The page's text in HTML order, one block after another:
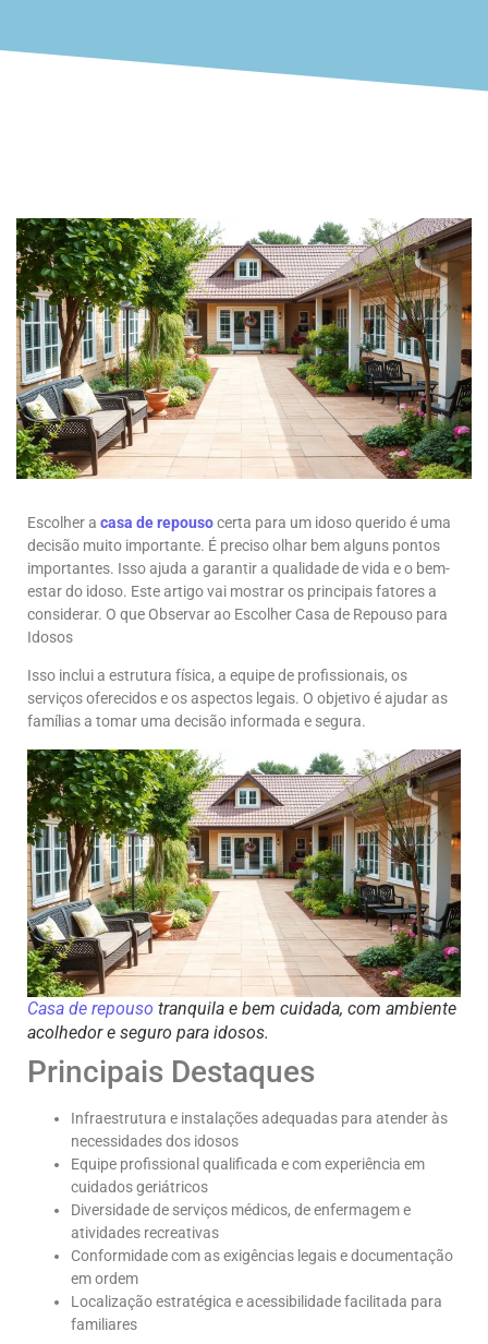
Escolher a casa de repousocerta para um idoso querido é uma
decisão muito importante. É preciso olhar bem alguns pontos
importantes. Isso ajuda a garantir a qualidade de vida e o bem-
estar do idoso. Este artigo vai mostrar os principais fatores a
considerar. O que Observar ao Escolher Casa de Repouso para
Idosos
Isso inclui a estrutura física, a equipe de profissionais, os
serviços oferecidos e os aspectos legais. O objetivo é ajudar as
famílias a tomar uma decisão informada e segura.
Casa de repouso tranquila e bem cuidada, com ambiente
acolhedor e seguro para idosos.
Principais Destaques
Infraestrutura e instalações adequadas para atender às
necessidades dos idosos
Equipe profissional qualificada e com experiência em
cuidados geriátricos
Diversidade de serviços médicos, de enfermagem e
atividades recreativas
Conformidade com as exigências legais e documentação
em ordem
Localização estratégica e acessibilidade facilitada para
familiares